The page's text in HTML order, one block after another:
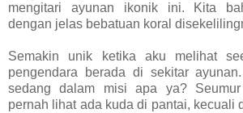
mengitari ayunan ikonik ini. Kita
dengan jelas bebatuan koral
Semakin unik ketika aku melihat
pengendara berada di sekitar
sedang dalam misi apa ya?
pernah lihat ada kuda di pantai, kecuali